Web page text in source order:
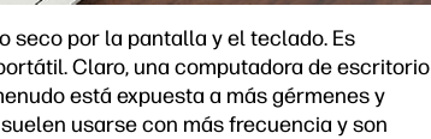
seco por la pantalla y el teclado. Es
Claro, una computadora de escritorio
está expuesta a más gérmenes y
usarse con más frecuencia y son